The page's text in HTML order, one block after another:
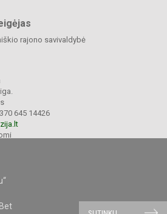
rajono savivaldybė
645 14426
gimnazija. Visos teisės saugomos.